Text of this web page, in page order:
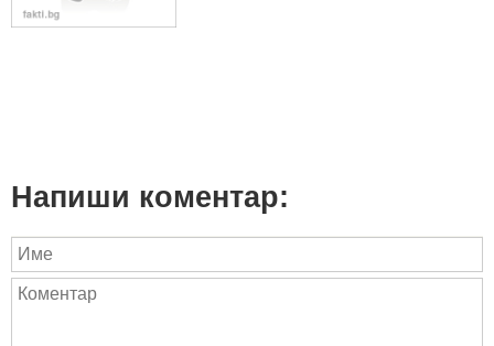
Напиши коментар: